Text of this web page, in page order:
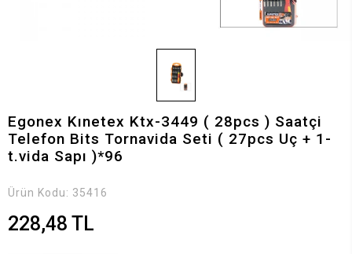
Egonex Kınetex Ktx-3449 ( 28pcs ) Saatçi
Telefon Bits Tornavida Seti ( 27pcs Uç + 1-
t.vida Sapı )*96
Ürün Kodu: 35416
228,48 TL